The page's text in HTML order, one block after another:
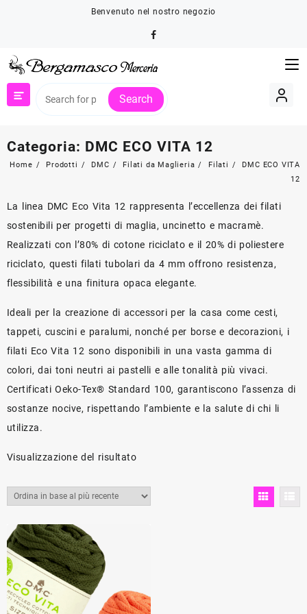
Benvenuto nel nostro negozio
Search
Categoria: DMC ECO VITA 12
Home Prodotti DMC Filati da Maglieria Filati
DMC ECO VITA
12
La linea DMC Eco Vita 12 rappresenta l’eccellenza dei filati
sostenibili per progetti di maglia, uncinetto e macramè.
Realizzati con l’80% di cotone riciclato e il 20% di poliestere
riciclato, questi filati tubolari da 4 mm offrono resistenza,
flessibilità e una finitura opaca elegante.
Ideali per la creazione di accessori per la casa come cesti,
tappeti, cuscini e paralumi, nonché per borse e decorazioni, i
filati Eco Vita 12 sono disponibili in una vasta gamma di
colori, dai toni neutri ai pastelli e alle tonalità più vivaci.
Certificati Oeko-Tex® Standard 100, garantiscono l’assenza di
sostanze nocive, rispettando l’ambiente e la salute di chi li
utilizza.
Visualizzazione del risultato